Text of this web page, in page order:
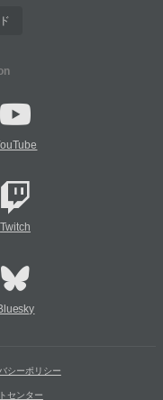
Twitch
シーポリシー
センター